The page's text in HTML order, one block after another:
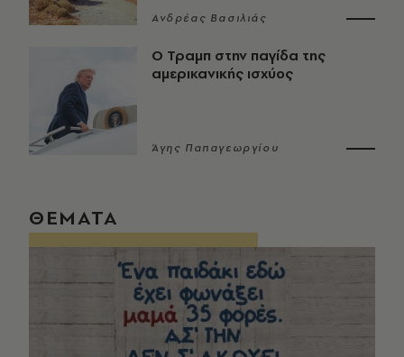
Ανδρέας Βασιλιάς
Ο Τραμπ στην παγίδα της
αμερικανικής ισχύος
Άγης Παπαγεωργίου
ΘΕΜΑΤΑ